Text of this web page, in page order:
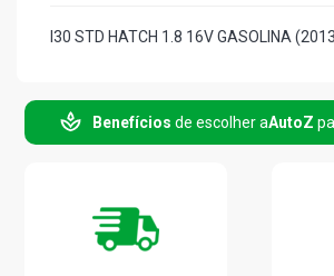
I30 STD HATCH 1.8 16V GASOLINA
I30 SERIE LIMITADA HATCH 1.8 16V
2015)
Benefícios de escolher aAutoZ